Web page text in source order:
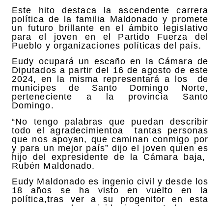
Este hito destaca la ascendente carrera
política de la familia Maldonado y promete
un futuro brillante en el ámbito legislativo
para el joven en el Partido Fuerza del
Pueblo y organizaciones políticas del país.
Eudy ocupará un escaño en la Cámara de
Diputados a partir del 16 de agosto de este
2024, en la misma representará a los
de
municipes de Santo Domingo Norte,
perteneciente a la provincia Santo
Domingo.
“No tengo palabras que puedan describir
todo el agradecimientoa
tantas personas
que nos apoyan, que caminan conmigo por
y para un mejor país” dijo el joven quien es
hijo del expresidente de la Cámara baja,
Rubén Maldonado.
Eudy Maldonado es ingenio civil y desde los
18 años se ha visto en vuelto en la
política,tras ver a su progenitor en esta